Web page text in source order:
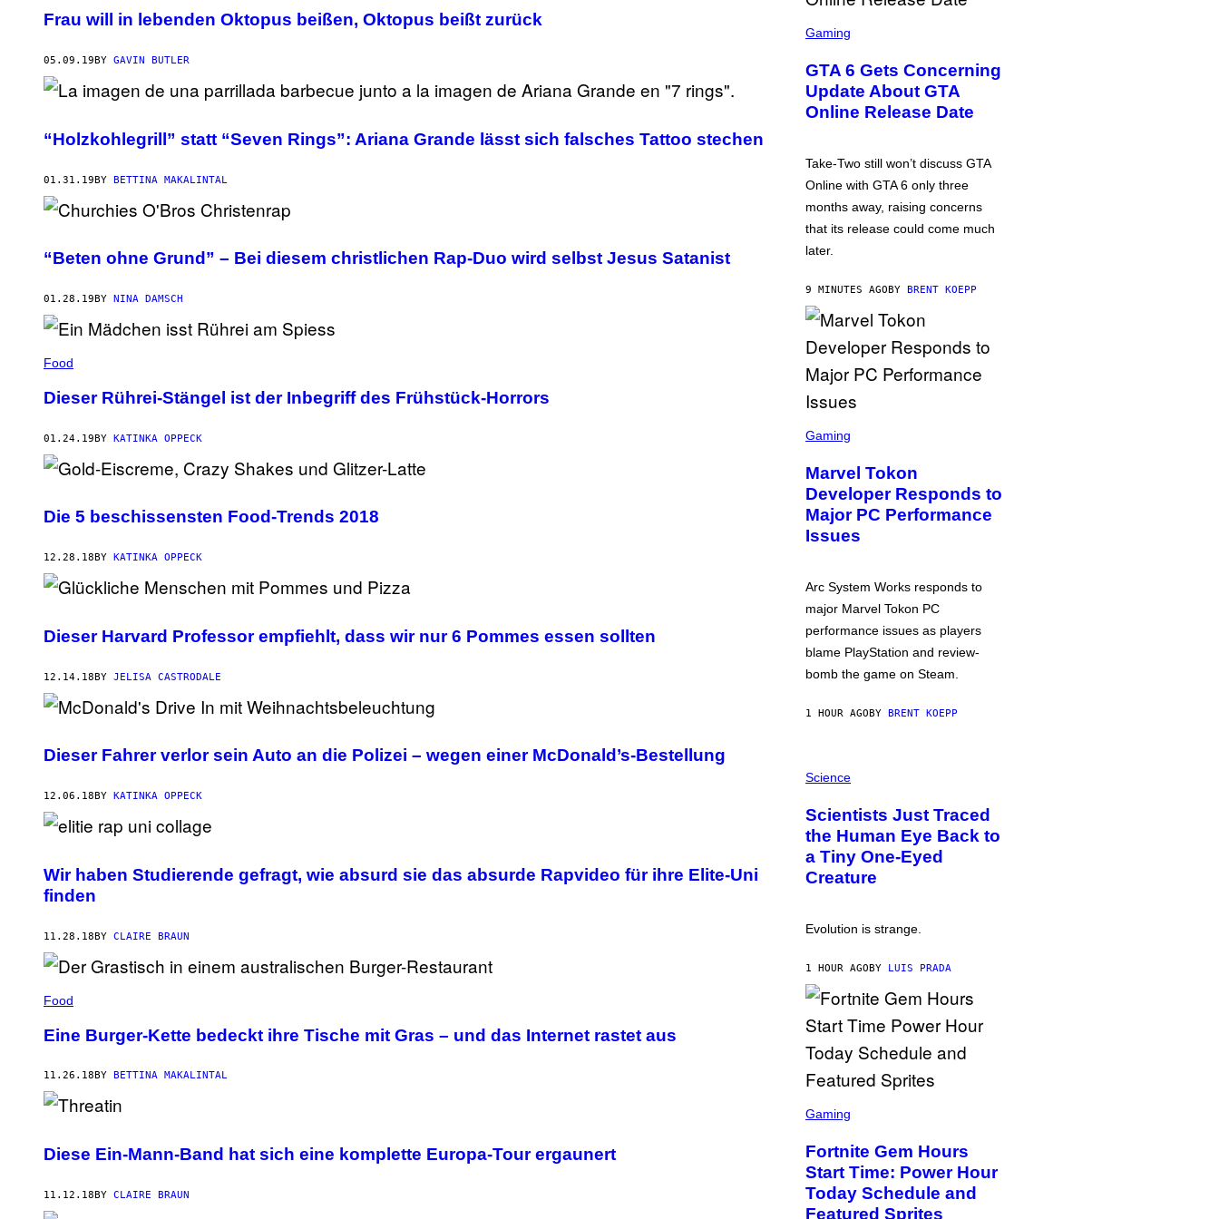
Frau will in lebenden Oktopus beißen, Oktopus beißt zurück
05.09.19 BY GAVIN BUTLER
“Holzkohlegrill” statt “Seven Rings”: Ariana Grande lässt sich falsches Tattoo stechen
01.31.19BY BETTINA MAKALINTAL
“Beten ohne Grund” – Bei diesem christlichen Rap-Duo wird selbst Jesus Satanist
01.28.19 BY NINA DAMSCH
Food
Dieser Rührei-Stängel ist der Inbegriff des Frühstück-Horrors
01.24.19BY KATINKA OPPECK
Die 5 beschissensten Food-Trends 2018
12.28.18 BY KATINKA OPPECK
Dieser Harvard Professor empfiehlt, dass wir nur 6 Pommes essen sollten
12.14.18BY JELISA CASTRODALE
Dieser Fahrer verlor sein Auto an die Polizei – wegen einer McDonald’s-Bestellung
12.06.18 BY KATINKA OPPECK
Wir haben Studierende gefragt, wie absurd sie das absurde Rapvideo für ihre Elite-Uni
finden
11.28.18BY CLAIRE BRAUN
Food
Eine Burger-Kette bedeckt ihre Tische mit Gras – und das Internet rastet aus
11.26.18 BY BETTINA MAKALINTAL
Diese Ein-Mann-Band hat sich eine komplette Europa-Tour ergaunert
11.12.18BY CLAIRE BRAUN
C
E
N
S
H
R
O
K
S
T
A
A
M
E
Gaming
GTA 6 Gets Concerning
Update About GTA
Online Release Date
Take-Two still won’t discuss GTA
Online with GTA 6 only three
months away, raising concerns
that its release could come much
later.
9 MINUTES AGOBY BRENT KOEPP
C
E
N
S
H
O
T
L
Y
T
A
I
,
A
M
Gaming
Marvel Tokon
Developer Responds to
Major PC Performance
Issues
Arc System Works responds to
major Marvel Tokon PC
performance issues as players
blame PlayStation and review-
bomb the game on Steam.
1 HOUR AGOBY BRENT KOEPP
H
O
:
C
S
A
I
G
/
E
T
Y
I
M
A
G
S
Science
Scientists Just Traced
the Human Eye Back to
a Tiny One-Eyed
Creature
Evolution is strange.
1 HOUR AGOBY LUIS PRADA
C
E
N
S
H
O
Gaming
Fortnite Gem Hours
Start Time: Power Hour
Today Schedule and
Featured Sprites